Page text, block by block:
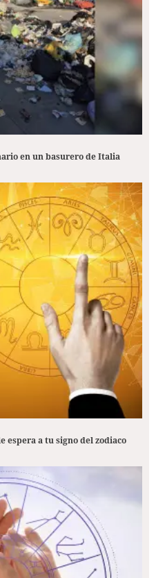
en un basurero de Italia
espera a tu signo del zodiaco